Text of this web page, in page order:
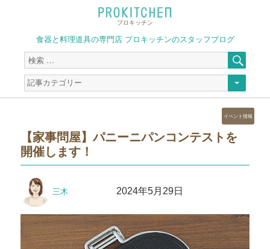
プロキッチン
食器と料理道具の専門店 プロキッチンのスタッフブログ
検
索
対
象:
索
【家事問屋】パニーニパンコンテストを
開催します！
稿
三木 2024年5月29日
カ
テ
ゴ
ー
イベント情報